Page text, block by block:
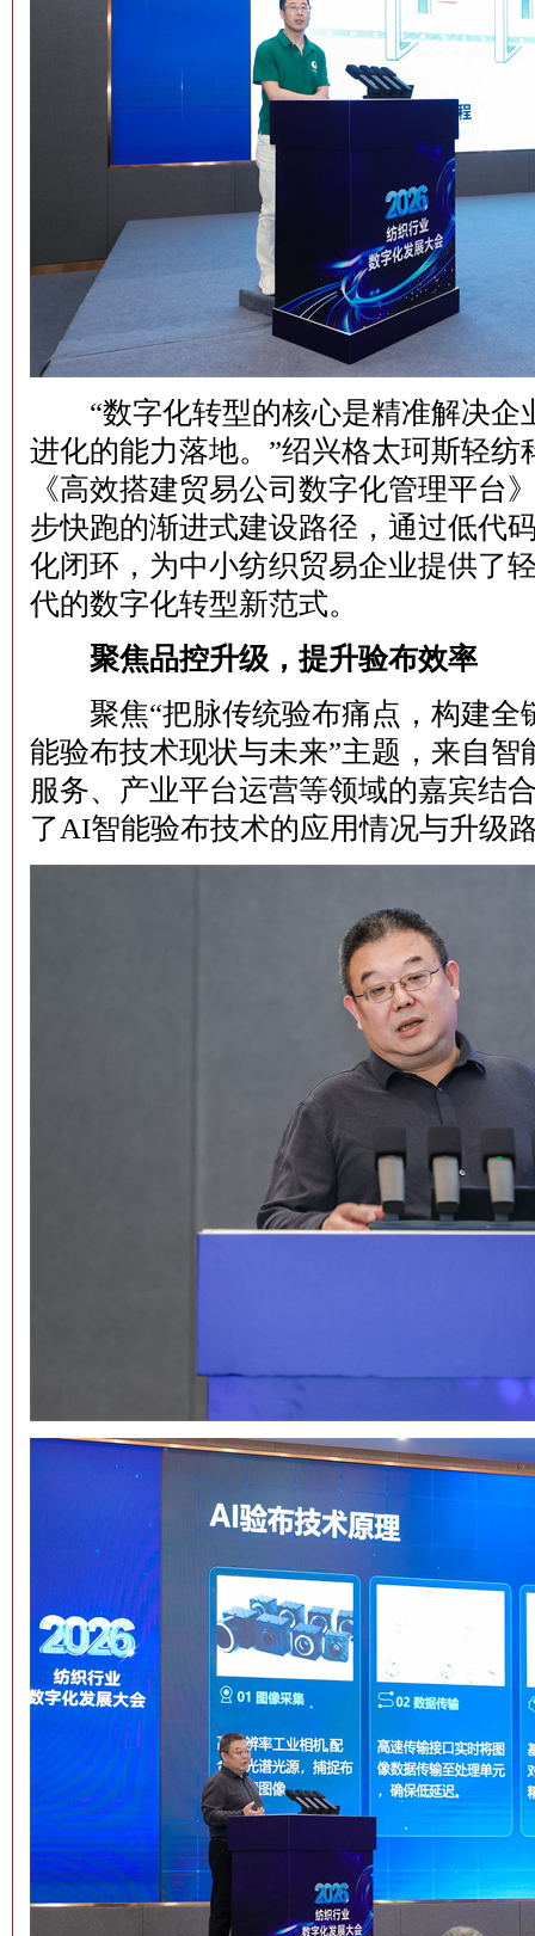
“数字化转型的核心是精准解决企
进化的能力落地。”绍兴格太珂斯轻纺
《高效搭建贸易公司数字化管理平台
步快跑的渐进式建设路径，通过低代
化闭环，为中小纺织贸易企业提供了
代的数字化转型新范式。
聚焦品控升级，提升验布效率
聚焦“把脉传统验布痛点，构建
能验布技术现状与未来”主题，来自
服务、产业平台运营等领域的嘉宾结
了AI智能验布技术的应用情况与升级